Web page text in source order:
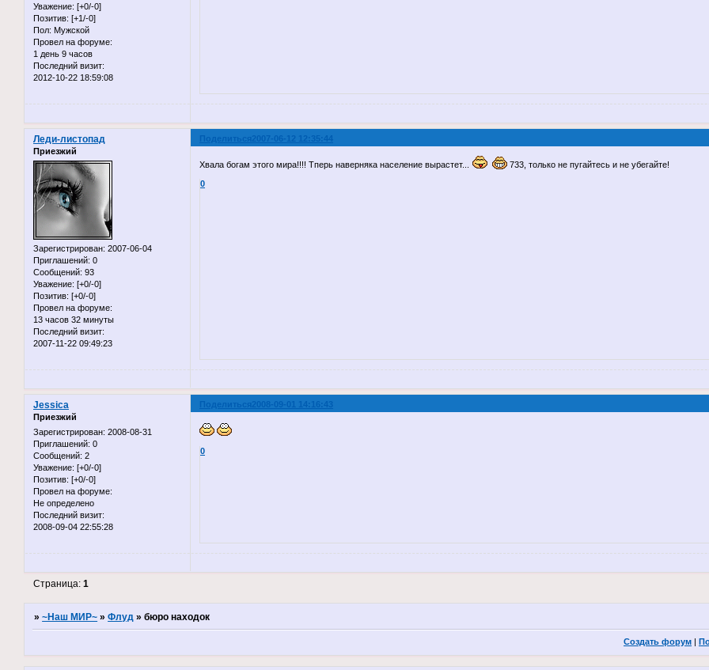
Уважение: [+0/-0]
Позитив: [+1/-0]
Пол: Мужской
Провел на форуме:
1 день 9 часов
Последний визит:
2012-10-22 18:59:08
Поделиться2007-06-12 12:35:44
Леди-листопад
Приезжий
Зарегистрирован: 2007-06-04
Приглашений: 0
Сообщений: 93
Уважение: [+0/-0]
Позитив: [+0/-0]
Провел на форуме:
13 часов 32 минуты
Последний визит:
2007-11-22 09:49:23
Хвала богам этого мира!!!! Тперь наверняка население вырастет...
733, только не пугайтесь и не убегайте!
0
Поделиться2008-09-01 14:16:43
Jessica
Приезжий
Зарегистрирован: 2008-08-31
Приглашений: 0
Сообщений: 2
Уважение: [+0/-0]
Позитив: [+0/-0]
Провел на форуме:
Не определено
Последний визит:
2008-09-04 22:55:28
0
Страница:1
»~Наш МИР~ »Флуд »бюро находок
Создать форум